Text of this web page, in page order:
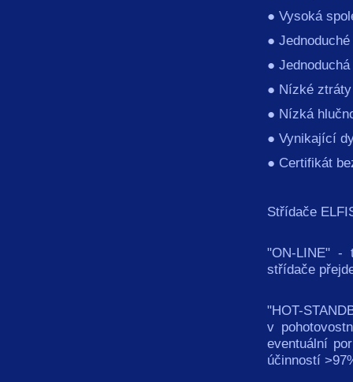
● Vysoká
●
●
● Nízké ztráty
● Nízká
● Vynikající
● Certifikát
Střídače
"ON-LINE" -
střídače
"HOT-
v
eventuální
účinností